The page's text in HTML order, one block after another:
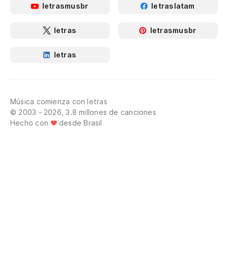
letrasmusbr letraslatam
letras letrasmusbr
letras
Música comienza con letras
© 2003 - 2026, 3.8 millones de canciones
Hecho con
desde Brasil